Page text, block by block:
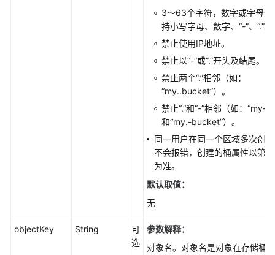
前
3～63个字符，数字或字母开
持小写字母、数字、“-”、“.”。
禁止使用IP地址。
禁止以“-”或“.”开头及结尾。
禁止两个“.”相邻（如：
“my..bucket”）。
禁止“.”和“-”相邻（如：“my-
和“my.-bucket”）。
同一用户在同一个区域多次创
不会报错，创建的桶属性以第
为准。
默认取值：
无
objectKey String
可
选
参数解释：
对象名。对象名是对象在存储桶